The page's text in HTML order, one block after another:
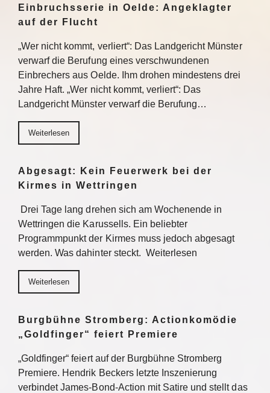
Einbruchsserie in Oelde: Angeklagter
auf der Flucht
„Wer nicht kommt, verliert“: Das Landgericht Münster
verwarf die Berufung eines verschwundenen
Einbrechers aus Oelde. Ihm drohen mindestens drei
Jahre Haft. „Wer nicht kommt, verliert“: Das
Landgericht Münster verwarf die Berufung…
Weiterlesen
Abgesagt: Kein Feuerwerk bei der
Kirmes in Wettringen
Drei Tage lang drehen sich am Wochenende in
Wettringen die Karussells. Ein beliebter
Programmpunkt der Kirmes muss jedoch abgesagt
werden. Was dahinter steckt. Weiterlesen
Weiterlesen
Burgbühne Stromberg: Actionkomödie
„Goldfinger“ feiert Premiere
„Goldfinger“ feiert auf der Burgbühne Stromberg
Premiere. Hendrik Beckers letzte Inszenierung
verbindet James-Bond-Action mit Satire und stellt das